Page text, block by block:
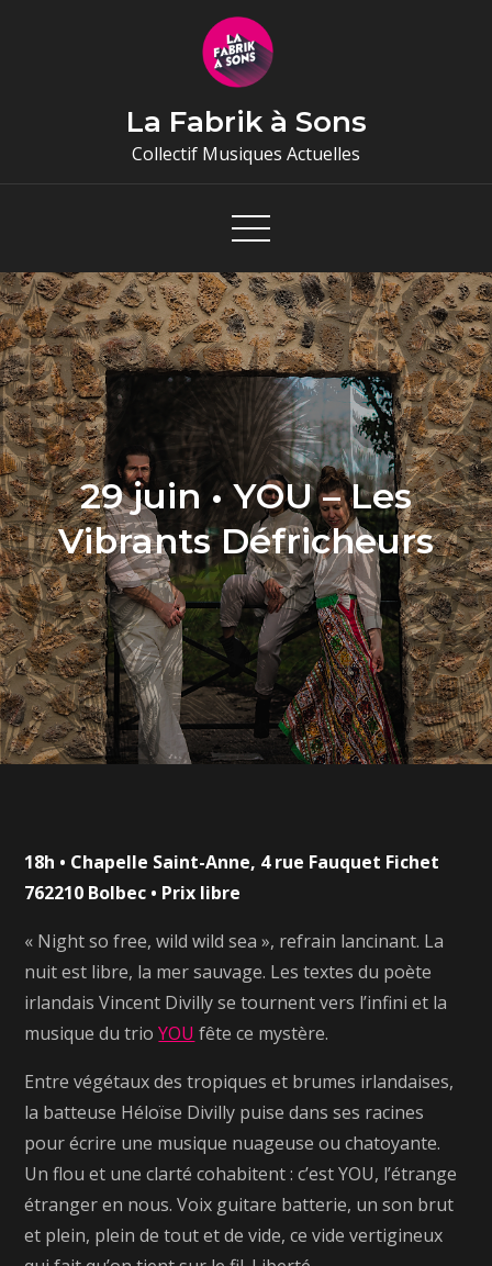
La Fabrik à Sons
Collectif Musiques Actuelles
29 juin • YOU – Les
Vibrants Défricheurs
18h • Chapelle Saint-Anne, 4 rue Fauquet Fichet
762210 Bolbec • Prix libre
« Night so free, wild wild sea », refrain lancinant. La
nuit est libre, la mer sauvage. Les textes du poète
irlandais Vincent Divilly se tournent vers l’infini et la
musique du trioYOU fête ce mystère.
Entre végétaux des tropiques et brumes irlandaises,
la batteuse Héloïse Divilly puise dans ses racines
pour écrire une musique nuageuse ou chatoyante.
Un flou et une clarté cohabitent : c’est YOU, l’étrange
étranger en nous. Voix guitare batterie, un son brut
et plein, plein de tout et de vide, ce vide vertigineux